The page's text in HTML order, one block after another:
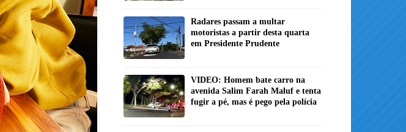
Radares passam a multar
motoristas a partir desta quarta
em Presidente Prudente
VIDEO: Homem bate carro na
avenida Salim Farah Maluf e tenta
fugir a pé, mas é pego pela polícia